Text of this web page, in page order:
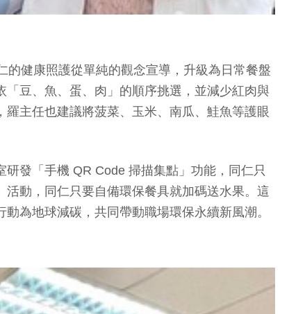
健康照護從單純的觀念宣導，升級為日常餐盤
豆、魚、蛋、肉」的順序挑選，並減少紅肉與
主任也建議將菠菜、玉米、南瓜、鮭魚等護眼
發「手機 QR Code 掃描集點」功能，同仁只
動，同仁只要自備環保餐具就加碼送水果。這
為地球減碳，共同帶動職場環保永續新風潮。